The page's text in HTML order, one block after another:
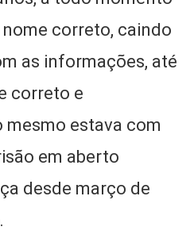
correto, caindo
as informações, até
correto e
estava com
em aberto
desde março de